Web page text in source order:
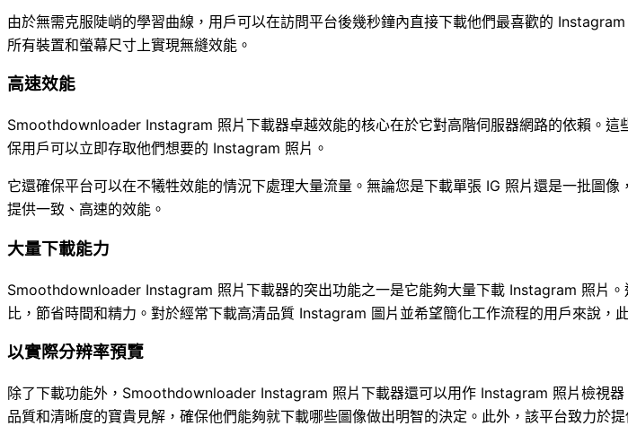
由於無需克服陡峭的學習曲線，用戶可以在訪問平台後幾秒鐘內直接下載他們最喜歡的
所有裝置和螢幕尺寸上實現無縫效能。
高速效能
Smoothdownloader Instagram 照片下載器卓越效能的核心在於它對高階伺服器網路的依賴。這
保用戶可以立即存取他們想要的 Instagram 照片。
它還確保平台可以在不犧牲效能的情況下處理大量流量。無論您是下載單張 IG 照片還是一批
提供一致、高速的效能。
大量下載能力
Smoothdownloader Instagram 照片下載器的突出功能之一是它能夠大量下載 Instagram 照片
比，節省時間和精力。對於經常下載高清品質 Instagram 圖片並希望簡化工作流程的用戶來說，
以實際分辨率預覽
除了下載功能外，Smoothdownloader Instagram 照片下載器還可以用作 Instagram 照片檢視
品質和清晰度的寶貴見解，確保他們能夠就下載哪些圖像做出明智的決定。此外，該平台致力於